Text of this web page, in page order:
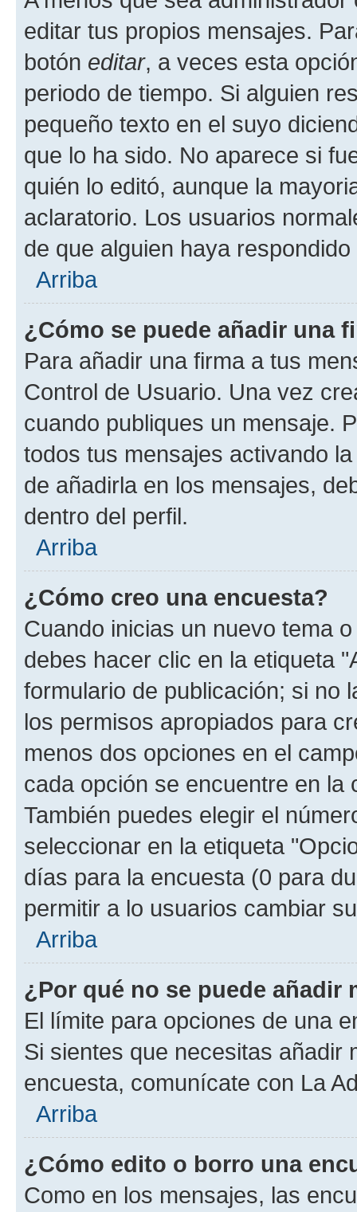
editar tus propios mensajes.
botón editar, a veces esta
periodo de tiempo. Si alguien
pequeño texto en el suyo
que lo ha sido. No aparece si
quién lo editó, aunque la
aclaratorio. Los usuarios
de que alguien haya
Arriba
¿Cómo se puede añadir una
Para añadir una firma a tus
Control de Usuario. Una vez
cuando publiques un mensaje.
todos tus mensajes activando
de añadirla en los mensajes,
dentro del perfil.
Arriba
¿Cómo creo una encuesta?
Cuando inicias un nuevo tema
debes hacer clic en la etiqueta
formulario de publicación; si no
los permisos apropiados para
menos dos opciones en el
cada opción se encuentre en
También puedes elegir el
seleccionar en la etiqueta
días para la encuesta (0 para
permitir a lo usuarios cambiar
Arriba
¿Por qué no se puede añadir
El límite para opciones de una
Si sientes que necesitas añadir
encuesta, comunícate con La
Arriba
¿Cómo edito o borro una
Como en los mensajes, las